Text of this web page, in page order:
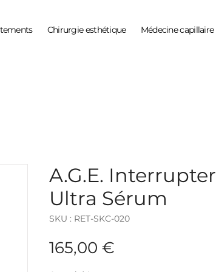
Chirurgie esthétique Médecine capillaire
A.G.E. Interrupter
Ultra Sérum
SKU : RET-SKC-020
165,00 €